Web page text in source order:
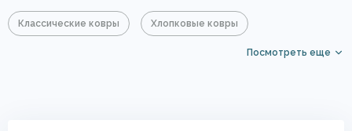
Классические ковры Хлопковые ковры
Прямоугольные ковры
Посмотреть еще